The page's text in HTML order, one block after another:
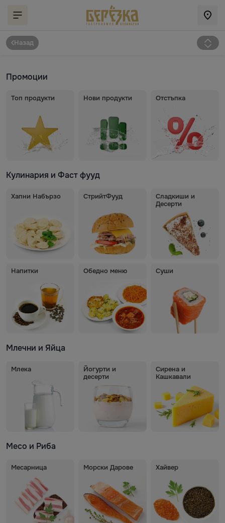
Назад
Промоции
Топ продукти Нови продукти Отстъпка
Кулинария и Фаст фууд
Хапни Набързо СтрийтФууд
Сладкиши и
Десерти
Напитки Обедно меню Суши
Млечни и Яйца
Млека
Йогурти и
десерти
Сирена и
Кашкавали
Месо и Риба
Месарница Морски Дарове Хайвер